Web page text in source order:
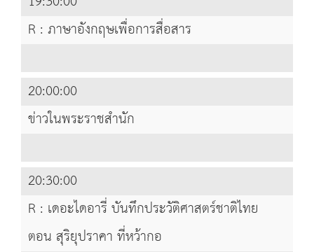
R : ภาษาอังกฤษเพื่อการสื่อสาร
20:00:00
ข่าวในพระราชสำนัก
20:30:00
R : เดอะไดอารี่ บันทึกประวัติศาสตร์ชาติไทย
ตอน สุริยุปราคา ที่หว้ากอ